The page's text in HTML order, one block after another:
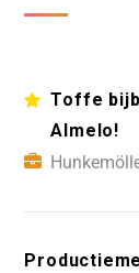
Toffe
Almelo!